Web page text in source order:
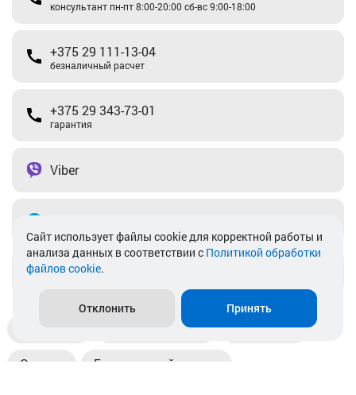
консультант пн-пт 8:00-20:00 сб-вс 9:00-18:00
+375 29 111-13-04
безналичный расчет
+375 29 343-73-01
гарантия
Viber
info@akkamulik.by
Пункты выдачи Магазины
Оплата Безналичный расчет
Cайт использует файлы cookie для корректной работы и
анализа данных в соответствии с Политикой обработки
файлов cookie.
Отклонить Принять